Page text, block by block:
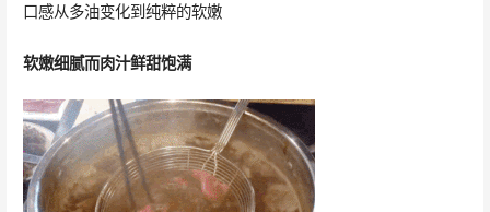
口感从多油变化到纯粹的软嫩
软嫩细腻而肉汁鲜甜饱满